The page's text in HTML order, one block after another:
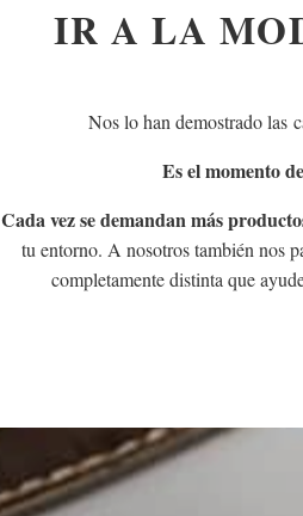
IR A LA
Nos lo han demostrado las
Es el momento
Cada vez se demandan más
tu entorno. A nosotros también nos
completamente distinta que